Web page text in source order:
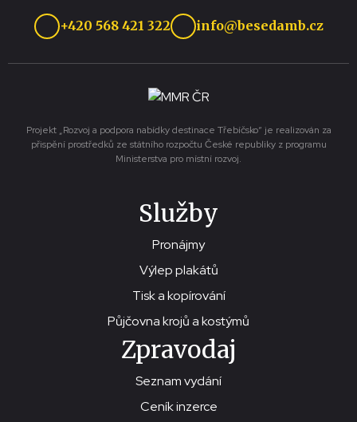
+420 568 421 322 info@besedamb.cz
Projekt „Rozvoj a podpora nabídky destinace Třebíčsko“ je realizován za
přispění prostředků ze státního rozpočtu České republiky z programu
Ministerstva pro místní rozvoj.
Služby
Pronájmy
Výlep plakátů
Tisk a kopírování
Půjčovna krojů a kostýmů
Zpravodaj
Seznam vydání
Ceník inzerce